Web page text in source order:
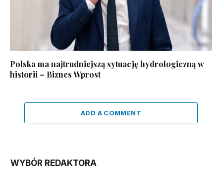
Polska ma najtrudniejszą sytuację hydrologiczną w
historii – Biznes Wprost
ADD A COMMENT
WYBÓR REDAKTORA